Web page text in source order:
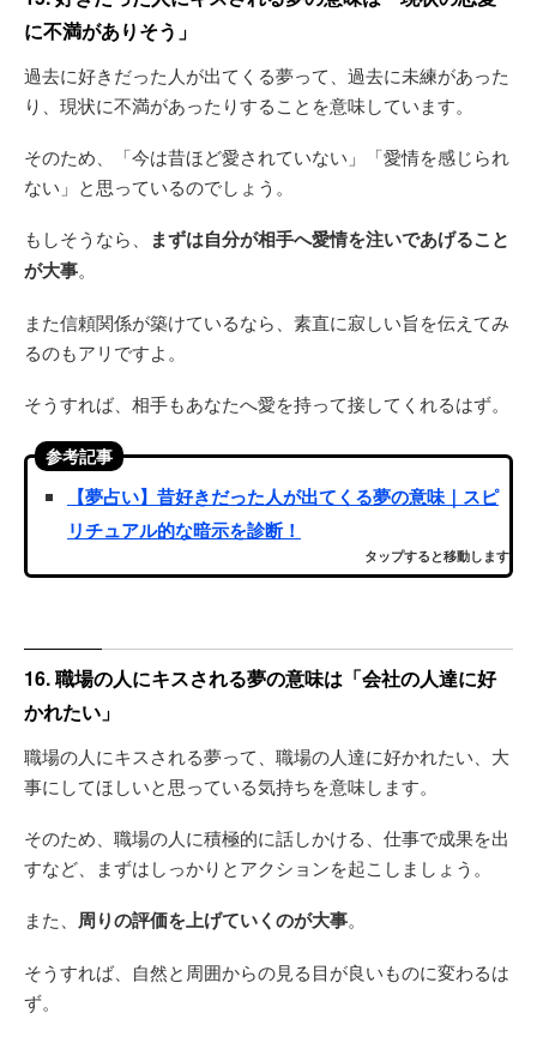
に不満がありそう」
過去に好きだった人が出てくる夢って、過去に未練があった
り、現状に不満があったりすることを意味しています。
そのため、「今は昔ほど愛されていない」「愛情を感じられ
ない」と思っているのでしょう。
もしそうなら、
まずは自分が相手へ愛情を注いであげること
が大事。
また信頼関係が築けているなら、素直に寂しい旨を伝えてみ
るのもアリですよ。
そうすれば、相手もあなたへ愛を持って接してくれるはず。
参考記事
【夢占い】昔好きだった人が出てくる夢の意味｜スピ
リチュアル的な暗示を診断！
タップすると移動します
16. 職場の人にキスされる夢の意味は「会社の人達に好
かれたい」
職場の人にキスされる夢って、職場の人達に好かれたい、大
事にしてほしいと思っている気持ちを意味します。
そのため、職場の人に積極的に話しかける、仕事で成果を出
すなど、まずはしっかりとアクションを起こしましょう。
また、 周りの評価を上げていくのが大事。
そうすれば、自然と周囲からの見る目が良いものに変わるは
ず。